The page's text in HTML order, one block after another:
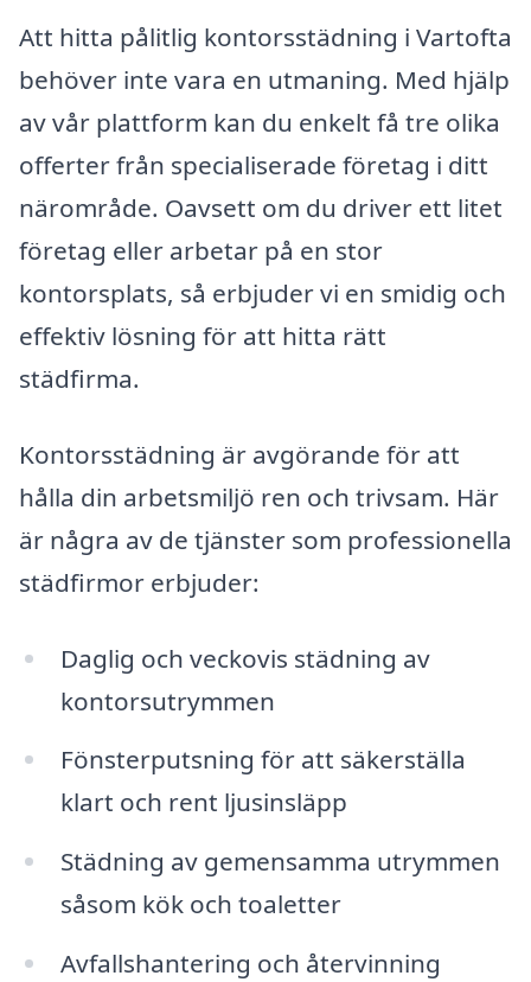
Att hitta pålitlig kontorsstädning i Vartofta
behöver inte vara en utmaning. Med hjälp
av vår plattform kan du enkelt få tre olika
offerter från specialiserade företag i ditt
närområde. Oavsett om du driver ett litet
företag eller arbetar på en stor
kontorsplats, så erbjuder vi en smidig och
effektiv lösning för att hitta rätt
städfirma.
Kontorsstädning är avgörande för att
hålla din arbetsmiljö ren och trivsam. Här
är några av de tjänster som professionella
städfirmor erbjuder:
Daglig och veckovis städning av
kontorsutrymmen
Fönsterputsning för att säkerställa
klart och rent ljusinsläpp
Städning av gemensamma utrymmen
såsom kök och toaletter
Avfallshantering och återvinning